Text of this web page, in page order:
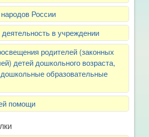
России
в учреждении
родителей (законных
детей дошкольного возраста,
образовательные
помощи